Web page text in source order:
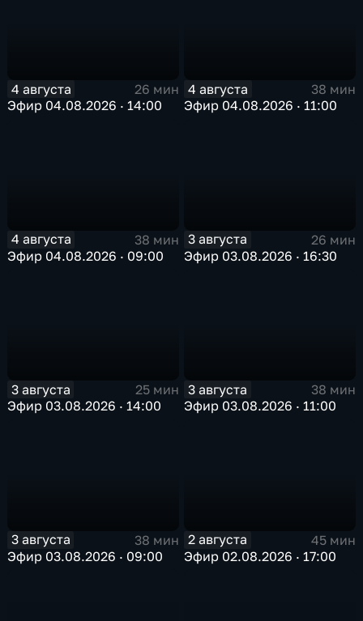
4 августа
26 мин
Эфир 04.08.2026 · 14:00
4 августа
38 мин
Эфир 04.08.2026 · 11:00
4 августа
38 мин
Эфир 04.08.2026 · 09:00
3 августа
26 мин
Эфир 03.08.2026 · 16:30
3 августа
25 мин
Эфир 03.08.2026 · 14:00
3 августа
38 мин
Эфир 03.08.2026 · 11:00
3 августа
38 мин
Эфир 03.08.2026 · 09:00
2 августа
45 мин
Эфир 02.08.2026 · 17:00